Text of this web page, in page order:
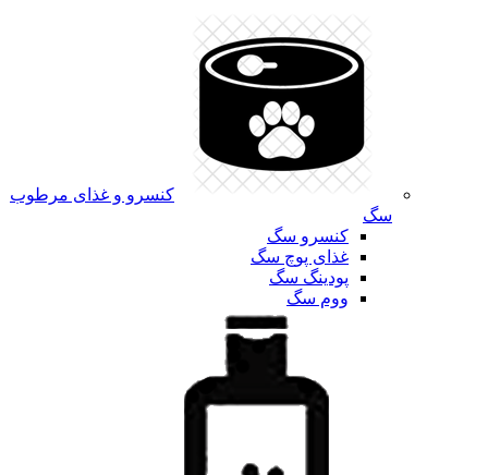
کنسرو و غذای مرطوب
سگ
کنسرو سگ
غذای پوچ سگ
پودینگ سگ
ووم سگ